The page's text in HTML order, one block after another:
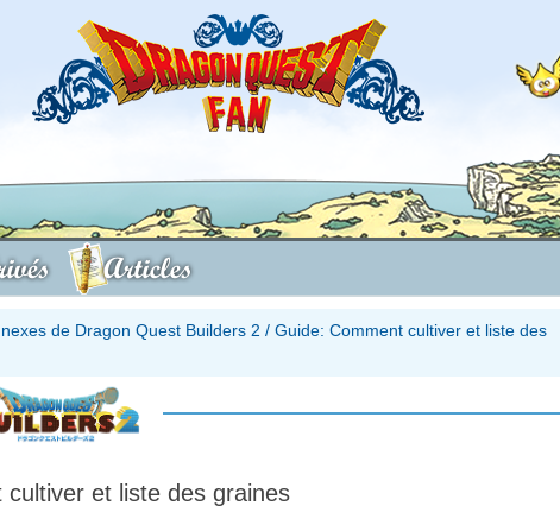
Articles
de Dragon Quest Builders 2 / Guide: Comment cultiver et liste des
cultiver et liste des graines